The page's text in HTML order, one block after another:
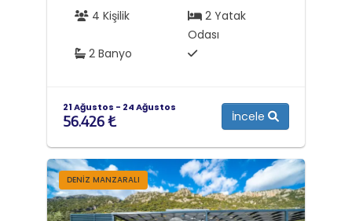
4 Kişilik
2 Yatak
Odası
2 Banyo
21 Ağustos - 24 Ağustos
56.426 ₺ İncele
DENIZ MANZARALI